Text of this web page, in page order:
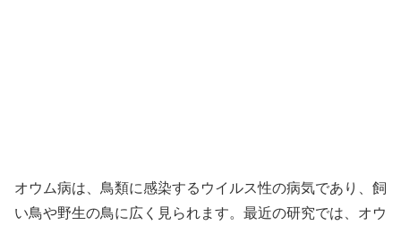
オウム病は、鳥類に感染するウイルス性の病気であり、飼
い鳥や野生の鳥に広く見られます。最近の研究では、オウ